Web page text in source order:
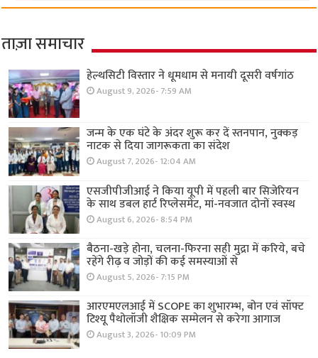
ताज़ा समाचार
हेल्थसिटी विस्तार ने धूमधाम से मनायी दूसरी वर्षगांठ
August 9, 2026- 7:59 AM
जन्म के एक घंटे के अंदर शुरू कर दें स्तनपान, नुक्कड़
नाटक से दिया जागरूकता का संदेश
August 7, 2026- 12:04 AM
एसजीपीजीआई ने किया यूपी में पहली बार सिजेरियन
के साथ डबल हार्ट रिप्लेसमेंट, मां-नवजात दोनों स्वस्थ
August 6, 2026- 8:54 PM
बैठना-खड़े होना, चलना-फिरना सही मुद्रा में करिये, बचे
रहेंगे रीढ़ व जोड़ों की कई समस्याओं से
August 5, 2026- 7:15 PM
आरएमएलआई में SCOPE का शुभारम्भ, बोन एवं सॉफ्ट
टिश्यू पैथोलॉजी शैक्षिक सम्मेलन से करेगा आगाज
August 3, 2026- 10:09 PM